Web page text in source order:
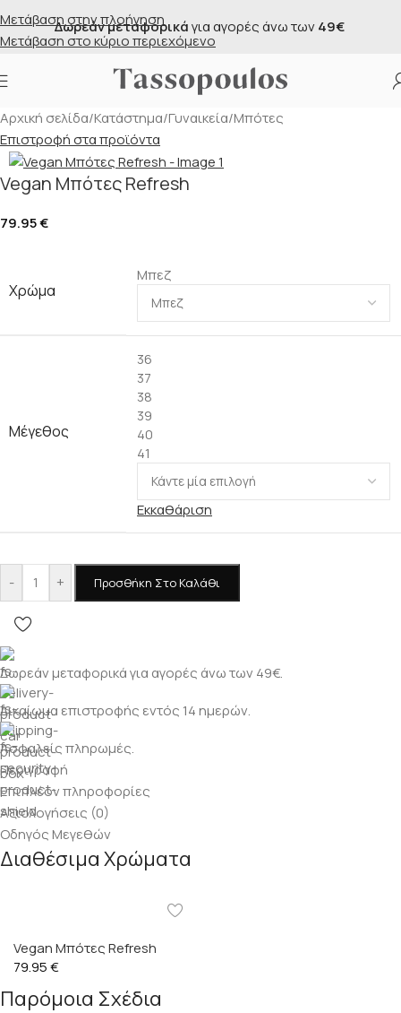
Μετάβαση στην πλοήγηση
Μετάβαση στο κύριο περιεχόμενο
άνω των49€ Δωρεάν αντικαταβολή
Αρχική σελίδα/Κατάστημα/Γυναικεία/Μπότες
Επιστροφή στα προϊόντα
Vegan Μπότες Refresh
79.95€
Χρώμα
Μπεζ
Μέγεθος
36
37
38
39
40
41
Εκκαθάριση
- + Προσθήκη Στο Καλάθι
Δωρεάν μεταφορικά για αγορές άνω των 49€.
Δικαίωμα επιστροφής εντός 14 ημερών.
Ασφαλείς πληρωμές.
Περιγραφή
Επιπλέον πληροφορίες
Αξιολογήσεις (0)
Οδηγός Μεγεθών
Διαθέσιμα Χρώματα
Vegan Μπότες Refresh
79.95€
Παρόμοια Σχέδια